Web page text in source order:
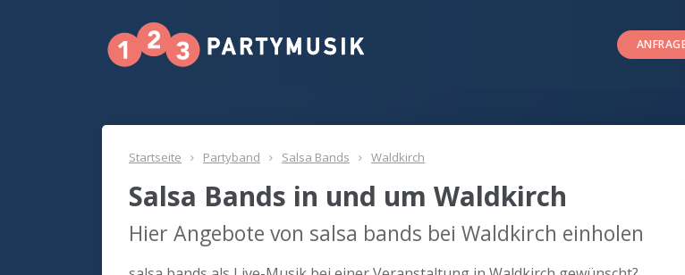
Startseite Partyband Salsa Bands Waldkirch
Salsa Bands in und um Waldkirch
Hier Angebote von salsa bands bei Waldkirch einholen